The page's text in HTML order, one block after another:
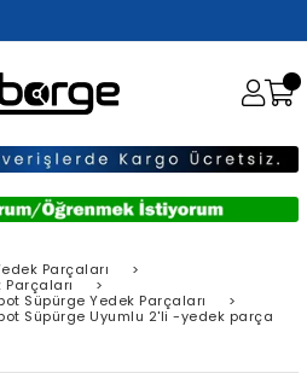
Parçaları
>
Parçaları
>
Süpürge Yedek Parçaları
>
Süpürge Uyumlu 2'li -yedek parça